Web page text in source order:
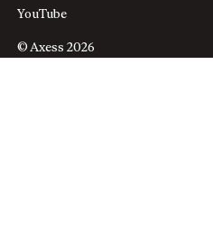
YouTube
© Axess 2026